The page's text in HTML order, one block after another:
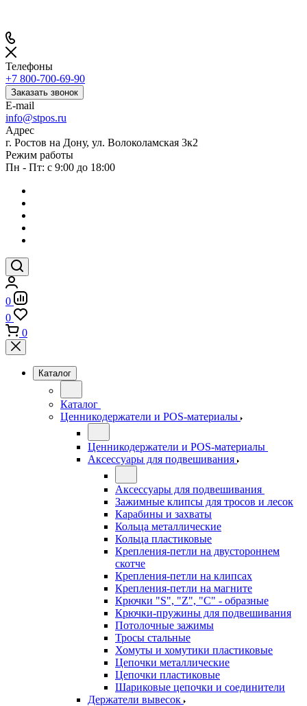
Телефоны
+7 800-700-69-90
Заказать звонок
E-mail
info@stpos.ru
Адрес
г. Ростов на Дону, ул. Волоколамская 3к2
Режим работы
Пн - Пт: с 9:00 до 18:00
0
0
0
Каталог
Каталог
Ценникодержатели и POS-материалы
Ценникодержатели и POS-материалы
Аксессуары для подвешивания
Аксессуары для подвешивания
Зажимные клипсы для тросов и лесок
Карабины и захваты
Кольца металлические
Кольца пластиковые
Крепления-петли на двустороннем
скотче
Крепления-петли на клипсах
Крепления-петли на магните
Крючки "S", "Z", "C" - образные
Крючки-пружины для подвешивания
Потолочные зажимы
Тросы стальные
Хомуты и хомутики пластиковые
Цепочки металлические
Цепочки пластиковые
Шариковые цепочки и соединители
Держатели вывесок